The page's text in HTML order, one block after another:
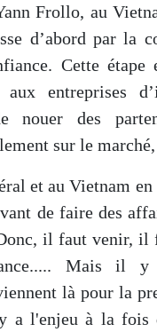
Frollo, au
d’abord par la
Cette étape
entreprises
nouer des
sur le
et au Vietnam
de fairedes
il faut venir, il
..... Mais il y
là pour la
a l'enjeu à la fois